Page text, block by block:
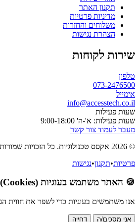
תקנון האתר
מדיניות פרטיות
משלוחים והחזרות
הצהרת נגישות
שירות לקוחות
טלפון
073-2476500
אימייל
info@accesstech.co.il
שעות פעילות
שעות פעילות: א'-ה' 9:00-18:00
מעבר לעמוד צור קשר
© 2026 אקסס טכנולוגיות. כל הזכויות שמורות.
פרטיות•תקנון•נגישות
🍪 האתר משתמש בעוגיות (Cookies)
אנו משתמשים בעוגיות כדי לשפר את חווית
אני מסכים/ה דחייה